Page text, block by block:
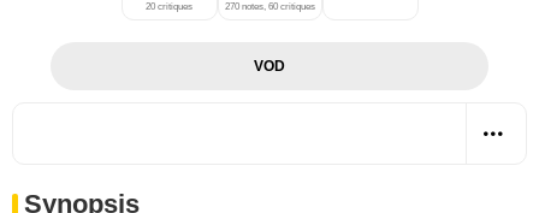
20 critiques 270 notes, 60 critiques
VOD
Synopsis